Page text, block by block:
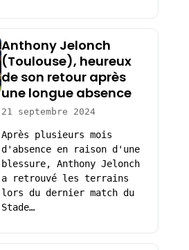
Anthony Jelonch
(Toulouse), heureux
de son retour après
une longue absence
21 septembre 2024
Après plusieurs mois
d'absence en raison d'une
blessure, Anthony Jelonch
a retrouvé les terrains
lors du dernier match du
Stade…